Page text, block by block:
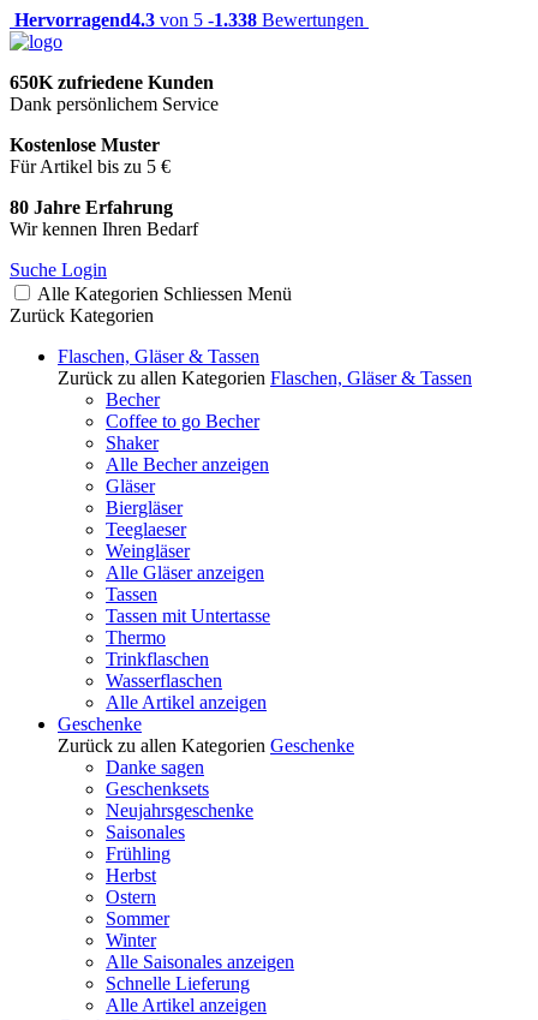
Hervorragend4.3 von 5 -1.338 Bewertungen
650K zufriedene Kunden
Dank persönlichem Service
Kostenlose Muster
Für Artikel bis zu 5 €
80 Jahre Erfahrung
Wir kennen Ihren Bedarf
Suche Login
Alle Kategorien Schliessen Menü
Zurück Kategorien
Flaschen, Gläser & Tassen
Zurück zu allen Kategorien Flaschen, Gläser & Tassen
Becher
Coffee to go Becher
Shaker
Alle Becher anzeigen
Gläser
Biergläser
Teeglaeser
Weingläser
Alle Gläser anzeigen
Tassen
Tassen mit Untertasse
Thermo
Trinkflaschen
Wasserflaschen
Alle Artikel anzeigen
Geschenke
Zurück zu allen Kategorien Geschenke
Danke sagen
Geschenksets
Neujahrsgeschenke
Saisonales
Frühling
Herbst
Ostern
Sommer
Winter
Alle Saisonales anzeigen
Schnelle Lieferung
Alle Artikel anzeigen